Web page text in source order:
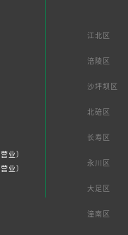
业）
业）
江北区
涪陵区
沙坪坝区
北碚区
长寿区
永川区
大足区
潼南区